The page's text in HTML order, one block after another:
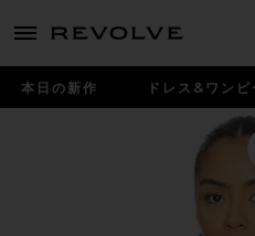
menu - shows more content
本日の新作 ドレス&ワンピ